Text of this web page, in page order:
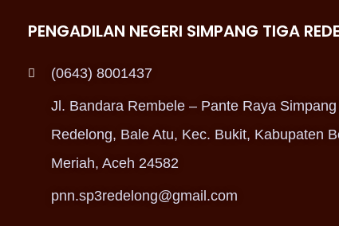
PENGADILAN NEGERI SIMPANG TIGA
(0643) 8001437
Jl. Bandara Rembele – Pante Raya Simpang
Redelong, Bale Atu, Kec. Bukit, Kabupaten
Meriah, Aceh 24582
pnn.sp3redelong@gmail.com